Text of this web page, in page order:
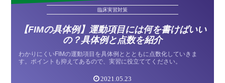
臨床実習対策
【FIMの具体例】運動項目には何を書けばいい
の？具体例と点数を紹介
わかりにくいFIMの運動項目を具体例ととともに点数化していきま
す。ポイントも抑えてあるので、実習に役立ててください。
2021.05.23